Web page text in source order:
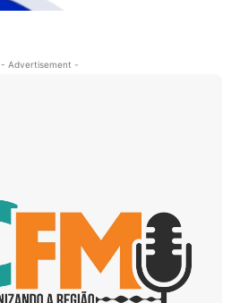
- Advertisement -